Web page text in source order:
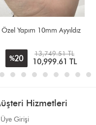
Özel Yapım 10mm Ayyıldız
%20
13,749.51 TL
10,999.61 TL
Hizmetleri
Üye Girişi